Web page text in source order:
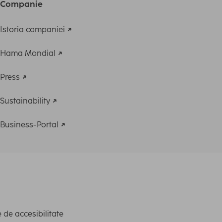
Companie
Istoria companiei
Hama Mondial
Press
Sustainability
Business-Portal
de accesibilitate